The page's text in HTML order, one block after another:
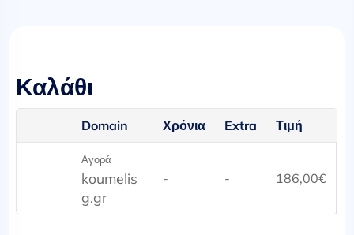
Καλάθι
Domain Χρόνια Extra Τιμή
Αγορά
koumelis
g.gr
- - 186,00€